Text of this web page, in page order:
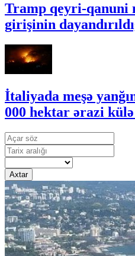
Tramp qeyri-qanuni
girişinin
İtaliyada meşə
000 hektar ərazi
Axtar